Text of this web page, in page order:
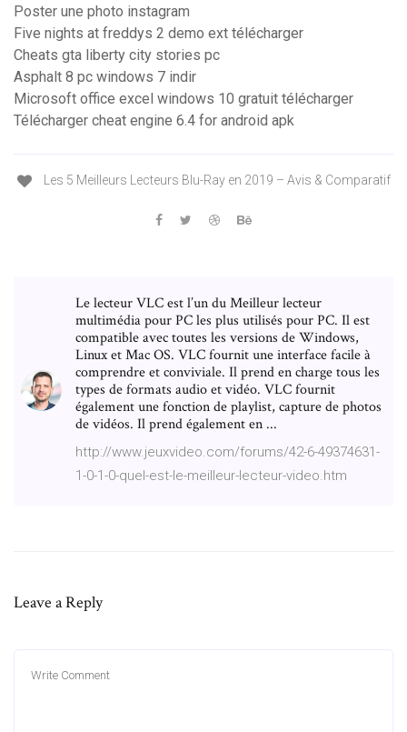
Poster une photo instagram
Five nights at freddys 2 demo ext télécharger
Cheats gta liberty city stories pc
Asphalt 8 pc windows 7 indir
Microsoft office excel windows 10 gratuit télécharger
Télécharger cheat engine 6.4 for android apk
Les 5 Meilleurs Lecteurs Blu-Ray en 2019 – Avis & Comparatif
Le lecteur VLC est l’un du Meilleur lecteur
multimédia pour PC les plus utilisés pour PC. Il est
compatible avec toutes les versions de Windows,
Linux et Mac OS. VLC fournit une interface facile à
comprendre et conviviale. Il prend en charge tous les
types de formats audio et vidéo. VLC fournit
également une fonction de playlist, capture de photos
de vidéos. Il prend également en ...
http://www.jeuxvideo.com/forums/42-6-49374631-
1-0-1-0-quel-est-le-meilleur-lecteur-video.htm
Leave a Reply